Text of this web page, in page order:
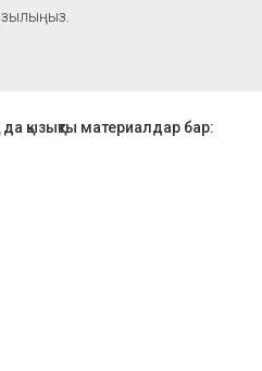
қызықты материалдар бар: